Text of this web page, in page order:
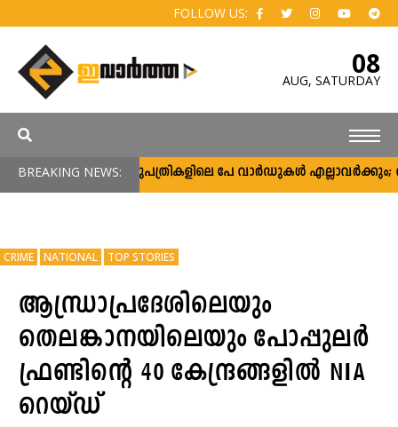
FOLLOW US:
08
AUG, SATURDAY
BREAKING NEWS:
സർക്കാർ ആശുപത്രികളിലെ പേ വാർഡുകൾ എല്ലാവർക്കും;
CRIME NATIONAL TOP STORIES
ആന്ധ്രാപ്രദേശിലെയും
തെലങ്കാനയിലെയും പോപ്പുലർ
ഫ്രണ്ടിന്റെ 40 കേന്ദ്രങ്ങളിൽ NIA
റെയ്ഡ്